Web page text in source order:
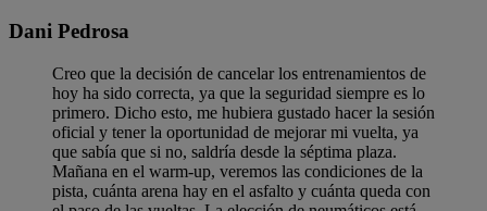
Dani Pedrosa
Creo que la decisión de cancelar los entrenamientos de
hoy ha sido correcta, ya que la seguridad siempre es lo
primero. Dicho esto, me hubiera gustado hacer la sesión
oficial y tener la oportunidad de mejorar mi vuelta, ya
que sabía que si no, saldría desde la séptima plaza.
Mañana en el warm-up, veremos las condiciones de la
pista, cuánta arena hay en el asfalto y cuánta queda con